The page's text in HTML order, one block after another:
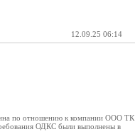
12.09.25 06:14
по отношению к компании ООО ТК
ОДКС были выполнены в